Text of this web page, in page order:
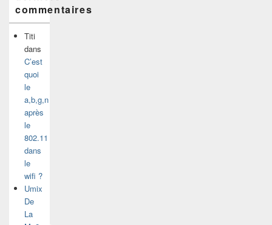
commentaires
Titi
dans
C’est
quoi
le
a,b,g,n
après
le
802.11
dans
le
wifi ?
Umix
De
La